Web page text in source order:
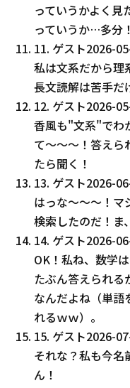
っていうかよく見
っていうか…多分！
11. ゲスト2026-
私は文系だから理
長文読解は苦手だ
12. ゲスト2026-
香風も"文系"でわ
て〜〜〜！答えら
たら聞く！
13. ゲスト2026-
はっな～～～！マ
検索したのだ！ま
14. ゲスト2026-
OK！私ね、数学
たぶん答えられる
なんだよね（単語
れるｗｗ）。
15. ゲスト2026-
それな？私も今名
ん！